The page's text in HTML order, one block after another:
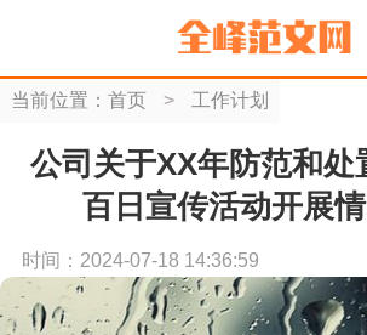
当前位置： 首页 > 工作计划
公司关于XX年防范和处
百日宣传活动开展
时间：2024-07-18 14:36:59